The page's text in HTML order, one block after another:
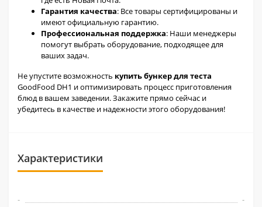
Гарантия качества: Все товары сертифицированы и
имеют официальную гарантию.
Профессиональная поддержка: Наши менеджеры
помогут выбрать оборудование, подходящее для
ваших задач.
Не упустите возможность купить бункер для теста
GoodFood DH1 и оптимизировать процесс приготовления
блюд в вашем заведении. Закажите прямо сейчас и
убедитесь в качестве и надежности этого оборудования!
Характеристики
- -